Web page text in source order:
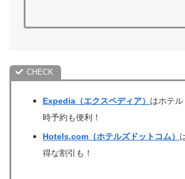
Expedia（エクスペディア） はホテ
時予約も便利！
Hotels.com（ホテルズドットコム）
得な割引も！